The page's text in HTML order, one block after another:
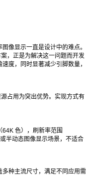
像显示一直是设计中的难点。
，正是为解决这一问题而开发
度，同时显著减少引脚数量，
占用为突出优势。实现方式有
色），刷新率范围
半动态图像显示场景，不适合
种主流尺寸，满足不同应用需